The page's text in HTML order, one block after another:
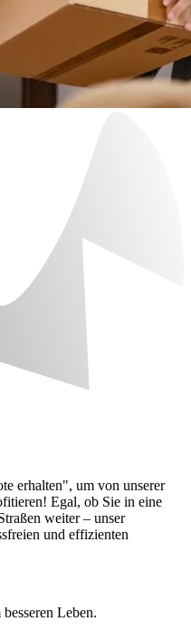
erhalten", um von unserer
Egal, ob Sie in eine
weiter – unser
und effizienten
Leben.